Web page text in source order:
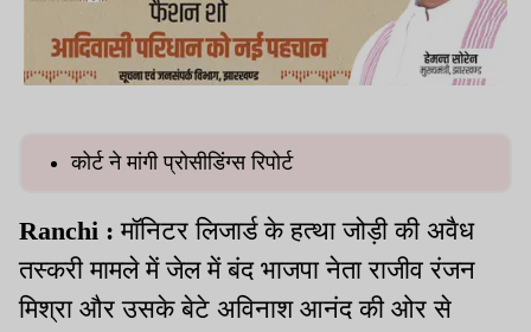
कोर्ट ने मांगी प्रोसीडिंग्स रिपोर्ट
Ranchi :मॉनिटर लिजार्ड के हत्था जोड़ी की अवैध
तस्करी मामले में जेल में बंद भाजपा नेता राजीव रंजन
मिश्रा और उसके बेटे अविनाश आनंद की ओर से